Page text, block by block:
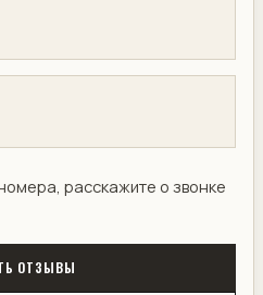
расскажите о звонке
ОТЗЫВЫ